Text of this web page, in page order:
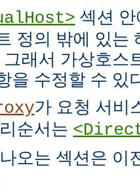
섹션
정의 밖에 있는
그래서 가상호스
을 수정할 수 있
가 요청 서비
순서는
오는 섹션은 이